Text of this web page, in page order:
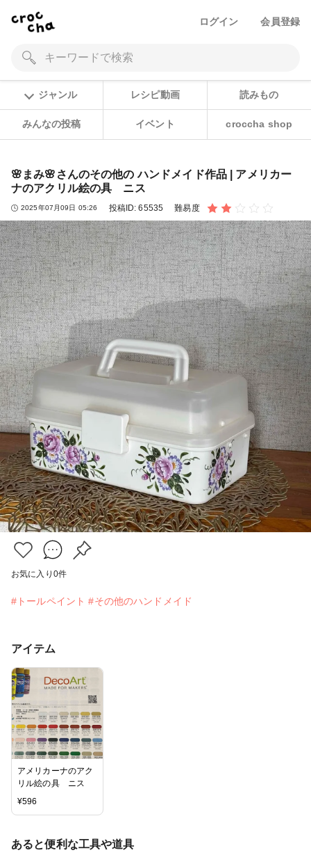
ログイン 会員登録
ジャンル レシピ動画 読みもの
みんなの投稿 イベント croccha shop
🌸まみ🌸さんのその他の ハンドメイド作品 | アメリカー
ナのアクリル絵の具 ニス
2025年07月09日 05:26 投稿ID:65535 難易度
お気に入り 0件
#トールペイント #その他のハンドメイド
アイテム
アメリカーナのアク
リル絵の具 ニス
¥596
あると便利な工具や道具